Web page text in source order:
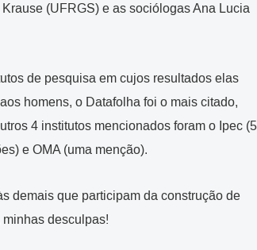
(UFRGS) e as sociólogas Ana Lucia
de pesquisa em cujos resultados elas
homens, o Datafolha foi o mais citado,
4 institutos mencionados foram o Ipec (5
e OMA (uma menção).
demais que participam da construção de
desculpas!